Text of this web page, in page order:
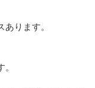
ります。